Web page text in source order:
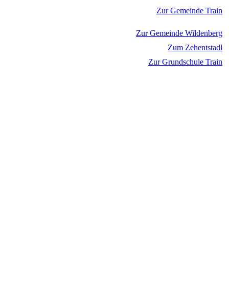
Zur Gemeinde Train
Zur Gemeinde Wildenberg
Zum Zehentstadl
Zur Grundschule Train